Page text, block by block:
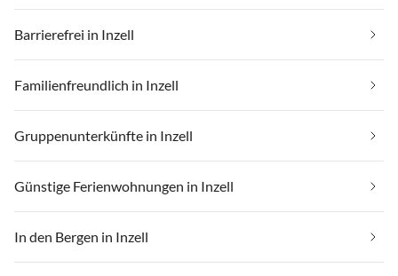
Barrierefrei in Inzell
Familienfreundlich in Inzell
Gruppenunterkünfte in Inzell
Günstige Ferienwohnungen in Inzell
In den Bergen in Inzell